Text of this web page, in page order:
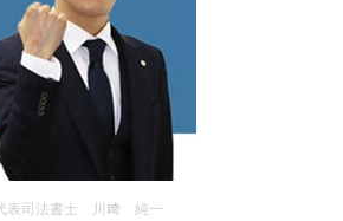
表司法書士 川﨑 純一